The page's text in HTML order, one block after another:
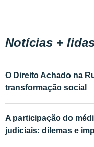
Notícias +
O Direito Achado na
transformação social
A participação do
judiciais: dilemas e